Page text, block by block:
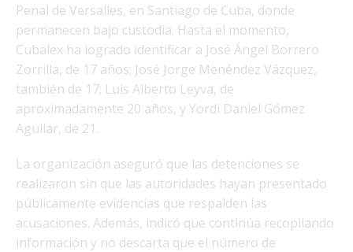
Penal de Versalles, en Santiago de Cuba, donde
permanecen bajo custodia. Hasta el momento,
Cubalex ha logrado identificar a José Ángel Borrero
Zorrilla, de 17 años; José Jorge Menéndez Vázquez,
también de 17; Luis Alberto Leyva, de
aproximadamente 20 años, y Yordi Daniel Gómez
Aguilar, de 21.
La organización aseguró que las detenciones se
realizaron sin que las autoridades hayan presentado
públicamente evidencias que respalden las
acusaciones. Además, indicó que continúa recopilando
información y no descarta que el número de